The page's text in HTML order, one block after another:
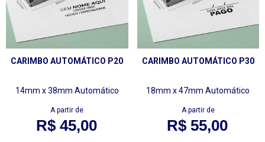
CARIMBO AUTOMÁTICO P20
14mm x 38mm Automático
A partir de
R$ 45,00
CARIMBO AUTOMÁTICO P30
18mm x 47mm Automático
A partir de
R$ 55,00